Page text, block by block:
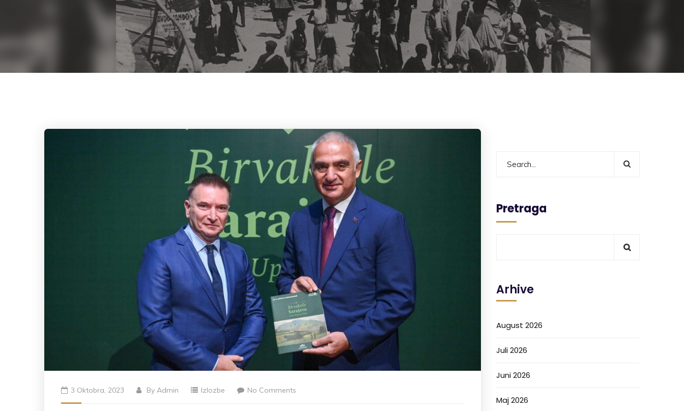
3 Oktobra, 2023 By Admin Izlozbe No Comments
Pretraga
Arhive
August 2026
Juli 2026
Juni 2026
Maj 2026